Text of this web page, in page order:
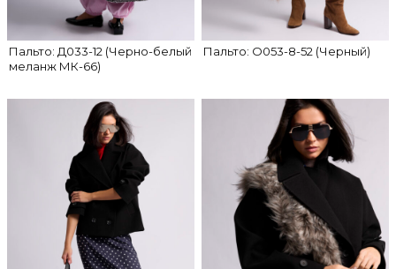
Пальто: Д033-12 (Черно-белый
меланж МК-66)
Пальто: О053-8-52 (Черный)